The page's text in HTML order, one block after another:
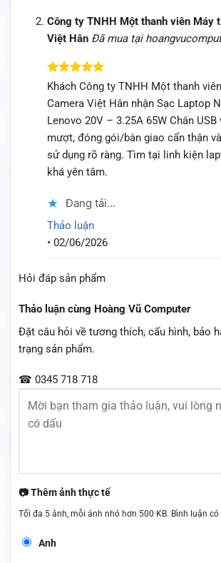
Công ty TNHH Một thanh viên Máy
Việt Hân Đã mua tại
Được xếp
sao
Khách Công ty TNHH Một thanh
Camera Việt Hân nhận Sạc Laptop
Lenovo 20V – 3.25A 65W Chân USB
mượt, đóng gói/bàn giao cẩn thận
sử dụng rõ ràng. Tìm tại linh kiện
khá yên tâm.
Đang tải...
Thảo luận
• 02/06/2026
Hỏi đáp sản phẩm
Thảo luận cùng Hoàng Vũ Computer
Đặt câu hỏi về tương thích, cấu hình, bảo
trạng sản phẩm.
☎ 0345 718 718
📷 Thêm ảnh thực tế
Tối đa 5 ảnh, mỗi ảnh nhỏ hơn 500 KB. Bình luận có
Anh